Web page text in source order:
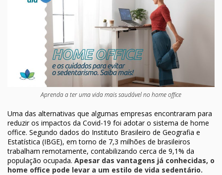
Aprenda a ter uma vida mais saudável no home office
Uma das alternativas que algumas empresas encontraram para
reduzir os impactos da Covid-19 foi adotar o sistema de home
office. Segundo dados do Instituto Brasileiro de Geografia e
Estatística (IBGE), em torno de 7,3 milhões de brasileiros
trabalham remotamente, contabilizando cerca de 9,1% da
população ocupada. Apesar das vantagens já conhecidas, o
home office pode levar a um estilo de vida sedentário.